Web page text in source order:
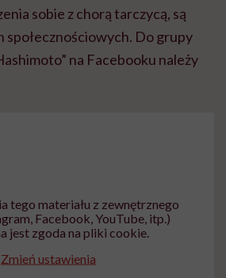
sobie z chorą tarczycą, są
społecznościowych. Do grupy
na Facebooku należy
tego materiału z zewnętrznego
Facebook, YouTube, itp.)
jest zgoda na pliki cookie.
Zmień ustawienia